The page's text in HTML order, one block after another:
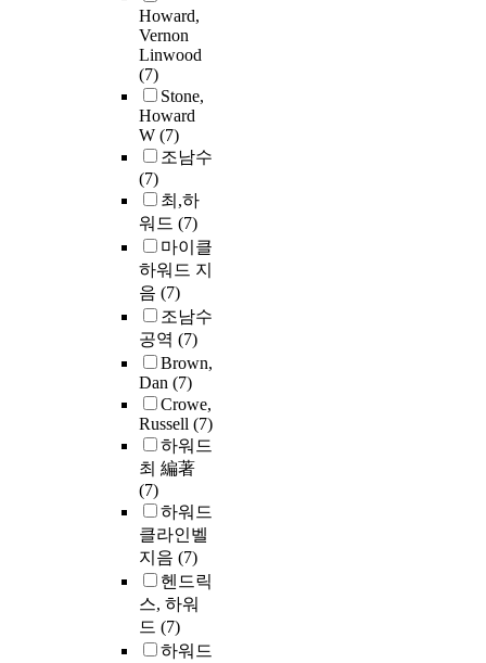
Howard,
Vernon
Linwood
(7)
Stone,
Howard
W (7)
조남수
(7)
최,하
워드 (7)
마이클
하워드 지
음 (7)
조남수
공역 (7)
Brown,
Dan (7)
Crowe,
Russell (7)
하워드
최 編著
(7)
하워드
클라인벨
지음 (7)
헨드릭
스, 하워
드 (7)
하워드